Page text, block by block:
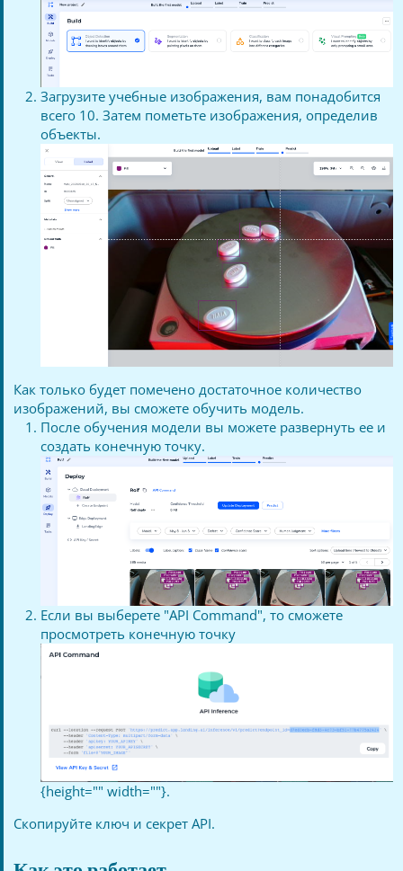
Загрузите учебные изображения, вам понадобится
всего 10. Затем пометьте изображения, определив
объекты.
Как только будет помечено достаточное количество
изображений, вы сможете обучить модель.
После обучения модели вы можете развернуть ее и
создать конечную точку.
Если вы выберете "API Command", то сможете
просмотреть конечную точку
{height="" width=""}.
Скопируйте ключ и секрет API.